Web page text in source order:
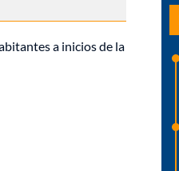
a inicios de la